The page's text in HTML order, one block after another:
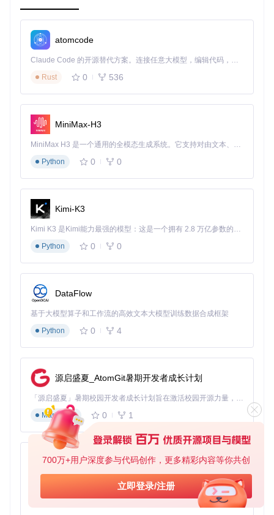
700万+用户深度参与代码创作，更多精彩内容等你共创
立即登录/注册
开源项目 → 零预算 → 基础显示需求 → 思源黑体
核心要点：
思源黑体适合大多数技术文档和网页转PDF场景
思源宋体在长文本阅读场景下体验更优
字体文件大小影响PDF生成速度和最终文件体积
2.2 架构设计：iText7中文渲染的三层保障体系
常处理的三层结构
第一层：字体资源层
字体文件管理：本地存储+备用字体
Document配置：全局字体与局部字体控制
第三层：容错处理层
字体缺失检测：默认字体降级机制
字符覆盖检查：缺失字符预警
2.3 常见误区识别：开发者常踩的5个"坑"
错误做法
使用系统默认字
体
体
示差异
嵌入完整字体文
每次生成PDF都
加载字体
创建全局FontPro
vider
提升40%生成
速度
忽略字体编码格
确保使用UTF-8编
避免中文乱码
提高系统稳定
atomcode
Claude Code 的开源替代方案。连接任意大模型，编辑代码，运行命令，自动验证 — 全自动执行。用 Rust 构建，极致性能。 ｜ An open-source alternative to Claude Code. Connect any LLM, edit code, run commands, and verify changes — autonomously. Built in Rust for speed. Get Started
Rust
0 536
MiniMax-H3
MiniMax H3 是一个通用的全模态生成系统。它支持对由文本、图像、视频和音频组成的多模态上下文进行统一理解，并能生成分辨率高达 2K、时长可达 15 秒的带原生立体声音频的视频。得益于面向任务泛化的系统设计，H3 在预训练阶段就已具备广泛的多模态上下文理解与生成能力，能够出色地执行复杂的多模态指令。
Python
0 0
Kimi-K3
Kimi K3 是Kimi能力最强的模型：这是一个拥有 2.8 万亿参数的混合专家（MoE）模型，具备原生视觉理解能力，并支持 100 万 token 的上下文窗口。
Python
0 0
DataFlow
基于大模型算子和工作流的高效文本大模型训练数据合成框架
Python
0 4
源启盛夏_AtomGit暑期开发者成长计划
「源启盛夏」暑期校园开发者成长计划旨在激活校园开源力量，通过积分激励、认证扶持、资源倾斜等形式，引导高校组织和开发者完成「入驻 — 建项目 — 做贡献 — 获认证 — 得资源」的完整闭环。无论你是想带领社团入驻平台的组织者，还是希望用代码贡献证明自己的开发者，都能在这里找到属于你的成长路径。
Markdown
0 1
py-xiaozhi
基于Python的Xiaozhi AI，适用于想要完整Xiaozhi体验而无需拥有专用硬件的用户。
Python
0 1